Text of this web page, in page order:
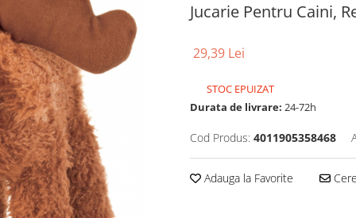
Jucarie Pentru Caini,
29,39 Lei
STOC EPUIZAT
Durata de livrare: 24-72h
Cod Produs: 4011905358468
Adauga la Favorite